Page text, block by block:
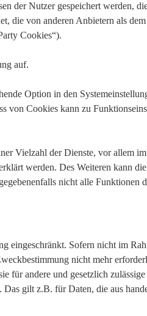
der Nutzer gespeichert werden,
die von anderen Anbietern als
Cookies“).
auf.
Option in den
von Cookies kann zu
Vielzahl der Dienste, vor allem
werden. Des Weiteren kann
nicht alle Funktionen
eingeschränkt. Sofern nicht im
nicht mehr
für andere und gesetzlich
gilt z.B. für Daten, die aus